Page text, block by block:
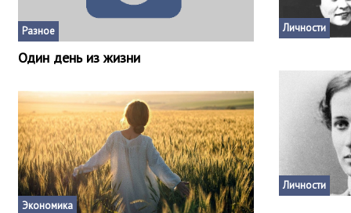
Разное
Один день из жизни
Экономика
Личности
Личности